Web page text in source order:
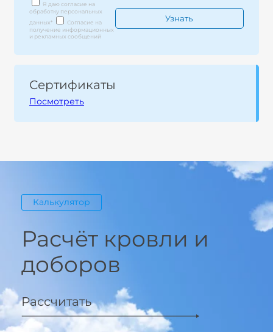
Я даю согласие на
обработку персональных
данных*
Согласие на
получение информационных
и рекламных сообщений
Сертификаты
Посмотреть
Калькулятор
Расчёт кровли и
доборов
Рассчитать